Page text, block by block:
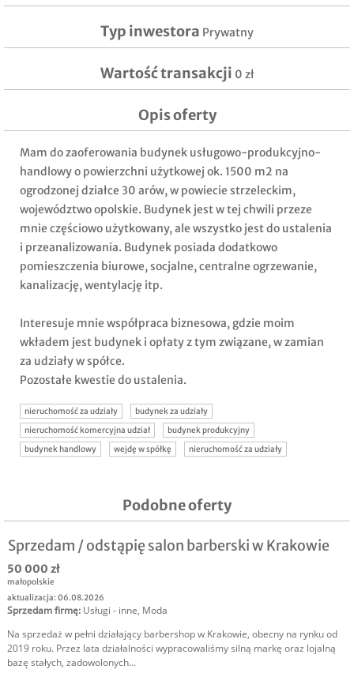
Typ inwestora Prywatny
Wartość transakcji 0 zł
Opis oferty
Mam do zaoferowania budynek usługowo-produkcyjno-
handlowy o powierzchni użytkowej ok. 1500 m2 na
ogrodzonej działce 30 arów, w powiecie strzeleckim,
województwo opolskie. Budynek jest w tej chwili przeze
mnie częściowo użytkowany, ale wszystko jest do ustalenia
i przeanalizowania. Budynek posiada dodatkowo
pomieszczenia biurowe, socjalne, centralne ogrzewanie,
kanalizację, wentylację itp.
Interesuje mnie współpraca biznesowa, gdzie moim
wkładem jest budynek i opłaty z tym związane, w zamian
za udziały w spółce.
Pozostałe kwestie do ustalenia.
nieruchomość za udziały
budynek za udziały
nieruchomość komercyjna udział
budynek produkcyjny
budynek handlowy
wejdę w spółkę nieruchomość za udziały
Podobne oferty
Sprzedam / odstąpię salon barberski w Krakowie
50 000 zł
małopolskie
aktualizacja: 06.08.2026
Sprzedam firmę: Usługi - inne, Moda
Na sprzedaż w pełni działający barbershop w Krakowie, obecny na rynku od
2019 roku. Przez lata działalności wypracowaliśmy silną markę oraz lojalną
bazę stałych, zadowolonych...